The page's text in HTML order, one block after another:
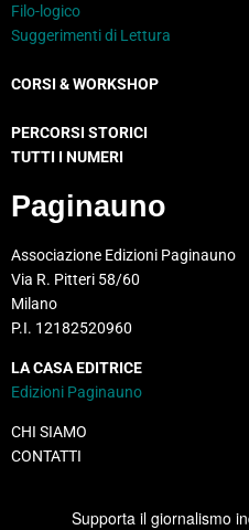
Filo-logico
Suggerimenti di Lettura
CORSI & WORKSHOP
PERCORSI STORICI
TUTTI I NUMERI
Paginauno
Associazione Edizioni Paginauno
Via R. Pitteri 58/60
Milano
P.I. 12182520960
LA CASA EDITRICE
Edizioni Paginauno
CHI SIAMO
CONTATTI
Supporta il giornalismo